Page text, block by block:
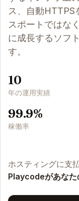
ス、自動HTTPS
スポートではな
に成長するソフ
す。
10
年の運用実績
99.9%
稼働率
ホスティングに支
Playcodeがあなた